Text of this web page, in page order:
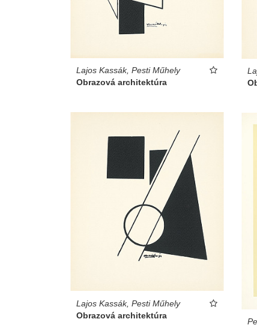
Lajos Kassák, Pesti Műhely
Obrazová architektúra
Lajos Kassák, Pesti Műhely
Obrazová architektúra